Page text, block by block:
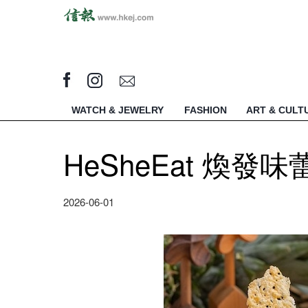
WATCH & JEWELRY FASHION ART &
HeSheEat 煥發味
2026-06-01